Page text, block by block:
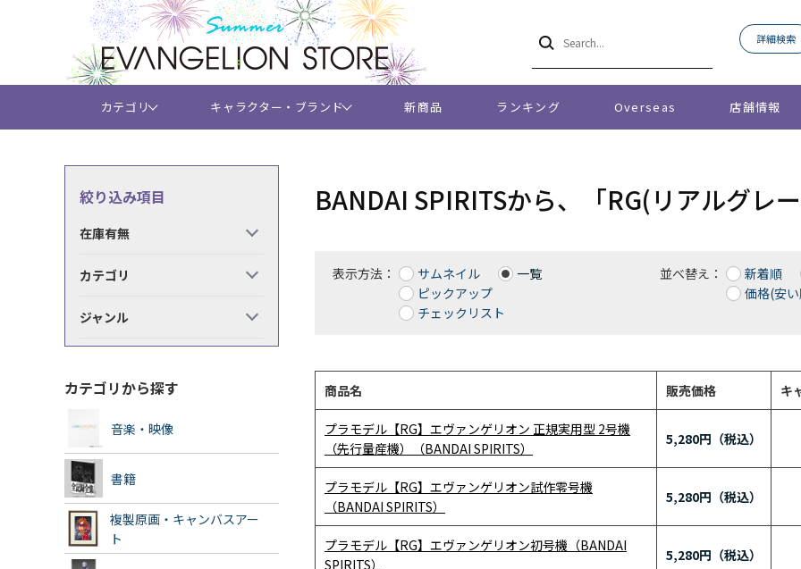
詳細検索
カテゴリ キャラクター・ブランド 新商品 ランキング Overseas 店舗情報
絞り込み項目
在庫有無
カテゴリ
ジャンル
カテゴリから探す
音楽・映像
書籍
複製原画・キャンバスアー
ト
BANDAI SPIRITSから、「RG(リアルグレ
表示方法： サムネイル
一覧
ピックアップ
チェックリスト
並べ替え：
新着順
価格(安
商品名 販売価格 キ
プラモデル【RG】エヴァンゲリオン 正規実用型 2号機
（先行量産機）（BANDAI SPIRITS）
5,280円
プラモデル【RG】エヴァンゲリオン試作零号機
（BANDAI SPIRITS）
5,280円
プラモデル【RG】エヴァンゲリオン初号機（BANDAI
SPIRITS）
5,280円